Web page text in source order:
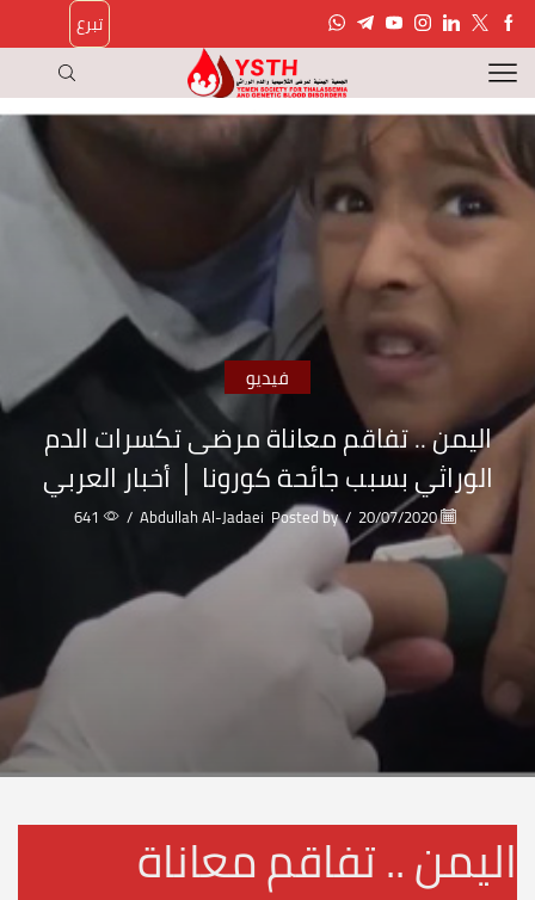
تبرع
فيديو
اليمن .. تفاقم معاناة مرضى تكسرات الدم
الوراثي بسبب جائحة كورونا │ أخبار العربي
20/07/2020
/
Posted by
Abdullah Al-Jadaei
/
641
اليمن .. تفاقم معاناة